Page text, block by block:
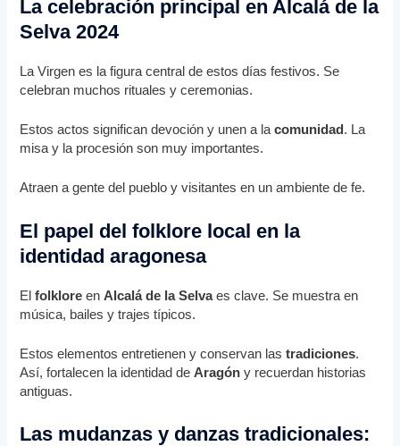
La celebración principal en Alcalá de la
Selva 2024
La Virgen es la figura central de estos días festivos. Se
celebran muchos rituales y ceremonias.
Estos actos significan devoción y unen a lacomunidad . La
misa y la procesión son muy importantes.
Atraen a gente del pueblo y visitantes en un ambiente de fe.
El papel del folklore local en la
identidad aragonesa
Elfolklore en Alcalá de la Selvaes clave. Se muestra en
música, bailes y trajes típicos.
Estos elementos entretienen y conservan lastradiciones.
Así, fortalecen la identidad de Aragón y recuerdan historias
antiguas.
Las mudanzas y danzas tradicionales: